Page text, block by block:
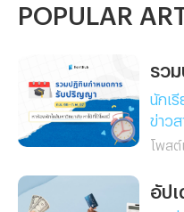
บริษัทบริหารจัดการโรงแรม
ดูแลทั้งโรงแรม รีสอร์ต
เซอร์วิสอพาร์ตเมนต์ และ
ที่พักอาศัยระดับหรู ได้รับการ
ตอบรับอย่างอบอุ่นตั้งแต่เปิด
โรงแรมอมารี บางแสน กำลั
POPULAR
นักเ
ข่าว
โพสต์